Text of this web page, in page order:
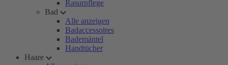
Rasurpflege
Bad
Alle anzeigen
Badaccessoires
Bademäntel
Handtücher
Haare